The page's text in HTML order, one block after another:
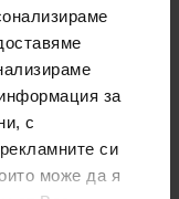
за
с
си
може да я